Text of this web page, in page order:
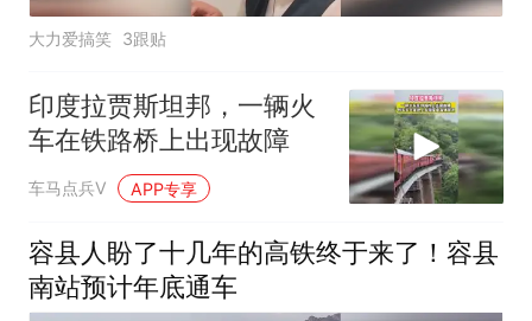
大力爱搞笑 3跟贴
印度拉贾斯坦邦，一辆火
车在铁路桥上出现故障
车马点兵V APP专享
容县人盼了十几年的高铁终于来了！容县
南站预计年底通车